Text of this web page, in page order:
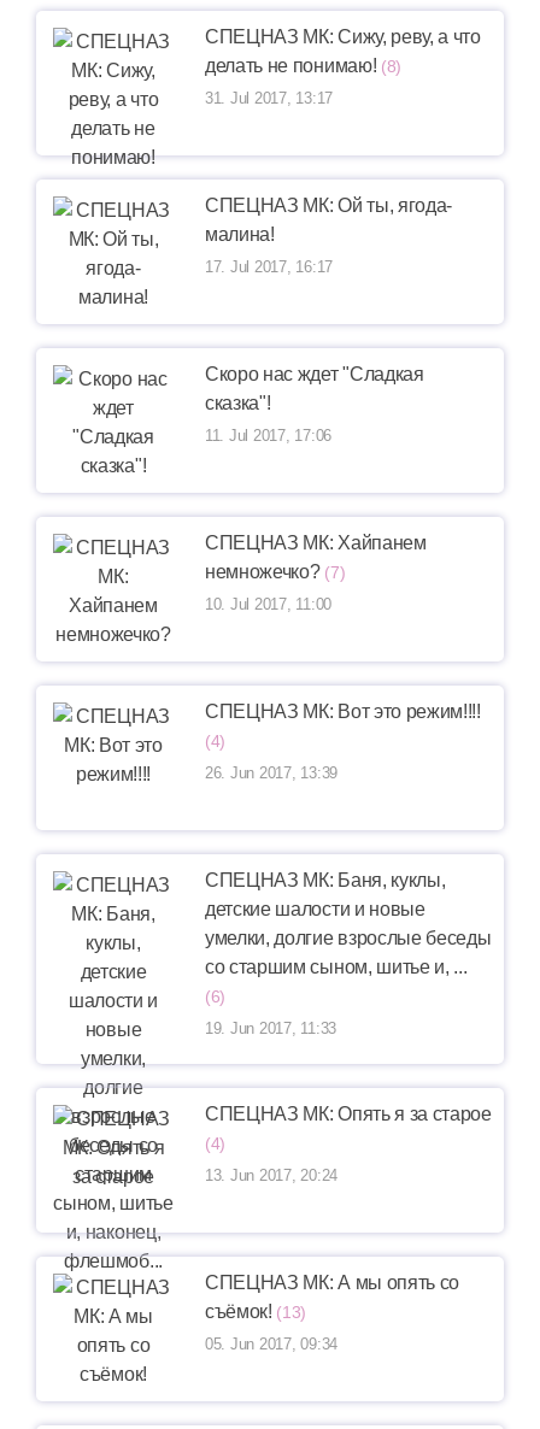
СПЕЦНАЗ МК: Сижу, реву, а что
делать не понимаю! (8)
31. Jul 2017, 13:17
СПЕЦНАЗ МК: Ой ты, ягода-
малина!
17. Jul 2017, 16:17
Скоро нас ждет "Сладкая
сказка"!
11. Jul 2017, 17:06
СПЕЦНАЗ МК: Хайпанем
немножечко? (7)
10. Jul 2017, 11:00
СПЕЦНАЗ МК: Вот это режим!!!!
(4)
26. Jun 2017, 13:39
СПЕЦНАЗ МК: Баня, куклы,
детские шалости и новые
умелки, долгие взрослые беседы
со старшим сыном, шитье и, ...
(6)
19. Jun 2017, 11:33
СПЕЦНАЗ МК: Опять я за старое
(4)
13. Jun 2017, 20:24
СПЕЦНАЗ МК: А мы опять со
съёмок! (13)
05. Jun 2017, 09:34